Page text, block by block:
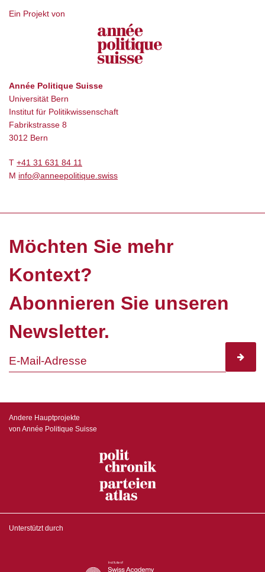
Ein Projekt von
Année Politique Suisse
Universität Bern
Institut für Politikwissenschaft
Fabrikstrasse 8
3012 Bern
T +41 31 631 84 11
M info@anneepolitique.swiss
Möchten Sie mehr
Kontext?
Abonnieren Sie unseren
Newsletter.
Andere Hauptprojekte
von Année Politique Suisse
Unterstützt durch